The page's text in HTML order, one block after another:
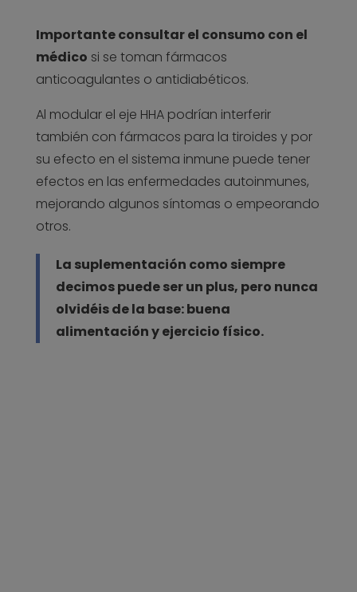
Importante consultar el consumo con el
médico si se toman fármacos
anticoagulantes o antidiabéticos.
Al modular el eje HHA podrían interferir
también con fármacos para la tiroides y por
su efecto en el sistema inmune puede tener
efectos en las enfermedades autoinmunes,
mejorando algunos síntomas o empeorando
otros.
La suplementación como siempre
decimos puede ser un plus, pero nunca
olvidéis de la base: buena
alimentación y ejercicio físico.